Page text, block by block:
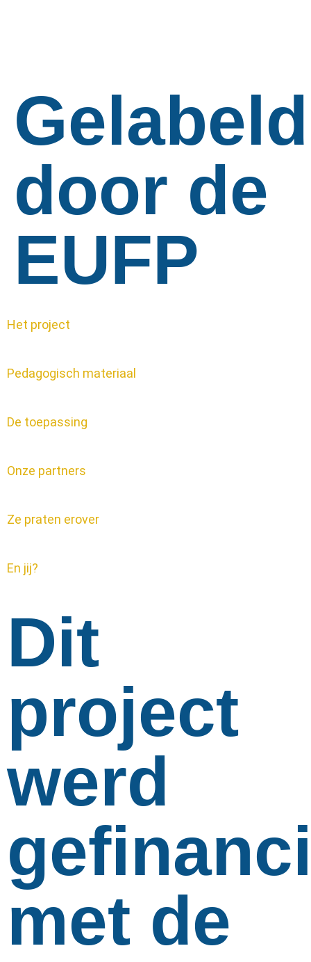
Gelabeld
door de
EUFP
Het project
Pedagogisch materiaal
De toepassing
Onze partners
Ze praten erover
En jij?
Dit
project
werd
met de